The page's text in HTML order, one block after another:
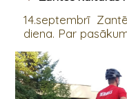
14.septembrī
diena. Par